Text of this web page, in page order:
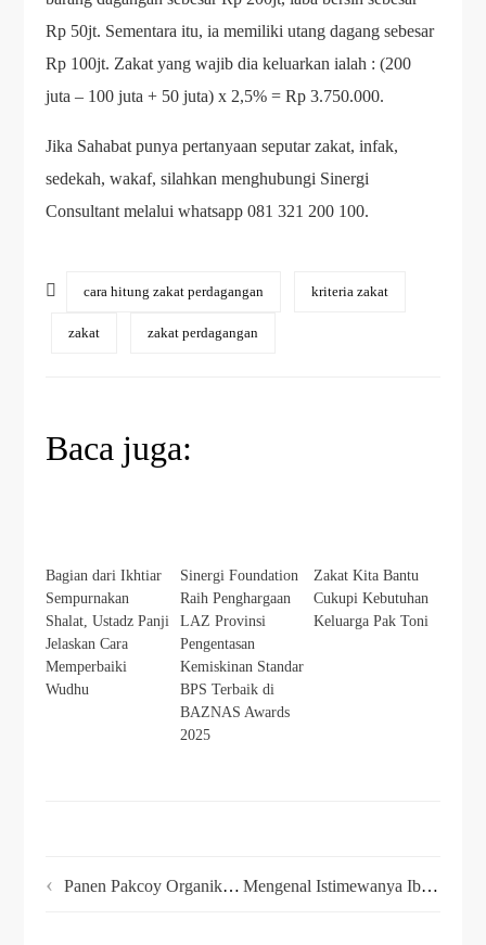
Rp 50jt. Sementara itu, ia memiliki utang dagang sebesar
Rp 100jt. Zakat yang wajib dia keluarkan ialah : (200
juta – 100 juta + 50 juta) x 2,5% = Rp 3.750.000.
Jika Sahabat punya pertanyaan seputar zakat, infak,
sedekah, wakaf, silahkan menghubungi Sinergi
Consultant melalui whatsapp 081 321 200 100.
cara hitung zakat perdagangan kriteria zakat
zakat zakat perdagangan
Baca juga:
Bagian dari Ikhtiar
Sempurnakan
Shalat, Ustadz Panji
Jelaskan Cara
Memperbaiki
Wudhu
Sinergi Foundation
Raih Penghargaan
LAZ Provinsi
Pengentasan
Kemiskinan Standar
BPS Terbaik di
BAZNAS Awards
2025
Zakat Kita Bantu
Cukupi Kebutuhan
Keluarga Pak Toni
Panen Pakcoy Organik Di Kawasan Wakaf Teras Lembang Mengenal Istimewanya Ibadah Kurban